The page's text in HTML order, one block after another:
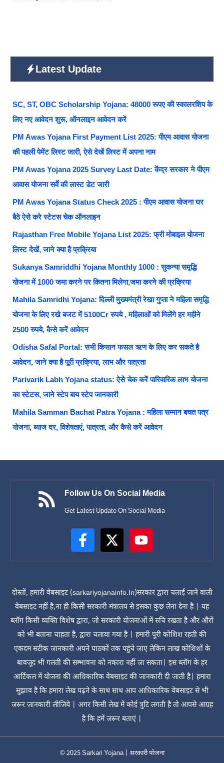
Latest Update
SC, ST, OBC Scholarship Yojana: 48000 रूपए की स्कालरशिप के
लिए नए आवेदन शुरू, ऑनलाइन आवेदन करें
PM Awas Yojana First Payment List 2025: पीएम आवास योजना
की पहली पेमेंट लिस्ट जारी, ऐसे देखें लिस्ट में अपना नाम
PM Awas Yojana 2025 Survey Last Date: केंद्र सरकार ने पीएम
आवास योजना सर्वे की लास्ट डेट जारी
PM Awas Yojana Status Check 2025 : पीएम आवास योजना घर
बैठे ऐसे करे स्टेटस चेक ऑनलाइन
Rajasthan Free Mobile Yojana List 2025: फ्री मोबाइल योजना
लिस्ट देखें, जाने क्या है प्रक्रिया
Sukanya Samriddhi Yojana Monthly 1000 : सुकन्या समृद्धि
योजना में 1000 जमा करने पर कितना मिलेगा,जमा करने की प्रक्रिया
Mahila Samridhi Yojana: दिल्ली मुख्यमंत्री रेखा गुप्ता ने महिला समृद्धि
योजना के लिए रखे बजट में 5100Cr रुपये , महिलाओं को मिलेंगे हर महीने
2500 रुपये, कैसे करें आवेदन
Odisha Safal Portal: सभी किसान फसल ऋण के लिए कर सकते है
आवेदन, जाने क्या है पूरी प्रक्रिया, लाभ और पात्रता
Parivarik Labh Yojana status: ऐसे चेक करें पारिवारिक लाभ योजना
का स्टेटस, जाने स्टेप बाय स्टेप जानकारी
Mahila Samman Bachat Patra Yojana : महिला सम्मान बचत पत्र
योजना, ब्याज दर, विशेषताएं, पात्रता, और कैसे करें आवेदन
Follow Us On Social Media
Get Latest Update On Social Media
दोस्तों, हमारी वेबसाइट (sarkariyojanainfo.In)सरकार द्वारा चलाई जाने वाली
वेबसाइट नहीं है,ना ही किसी सरकारी मंत्रालय से इसका कुछ लेना देना है | यह
ब्लॉग किसी व्यक्ति विशेष द्वारा, जो सरकारी योजनाओं में रुचि रखता है और औरों
को भी बताना चाहता है, द्वारा चलाया गया है | हमारी पूरी कोशिश रहती की
एकदम सटीक जानकारी अपने पाठकों तक पहुंचे जाए लेकिन लाख कोशिशों के
बावजूद भी गलती की सम्भावना को नकारा नहीं जा सकता| इस ब्लॉग के हर
आर्टिकल में योजना की आधिकारिक वेबसाइट की जानकारी दी जाती है| हमारा
सुझाव है कि हमारा लेख पढ़ने के साथ साथ आप आधिकारिक वेबसाइट से भी
जरूर जानकारी लीजिये | अगर किसी लेख में कोई त्रुटि लगती है तो आपसे आग्रह
है कि हमें जरूर बताएं |
© 2025Sarkari Yojana | सरकारी योजना